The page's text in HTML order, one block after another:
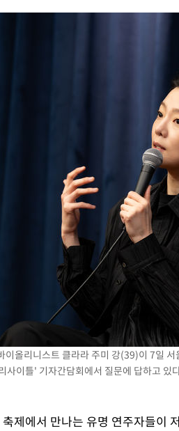
이올리니스트 클라라 주미 강(39)이 7일
사이틀' 기자간담회에서 질문에 답하고 있
제에서 만나는 유명 연주자들이